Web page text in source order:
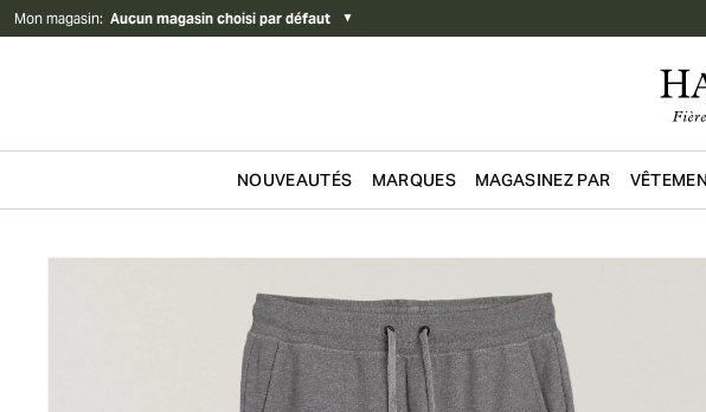
Mon magasin: Aucun magasin choisi par défaut ▼
NOUVEAUTÉS MARQUES MAGASINEZ PAR